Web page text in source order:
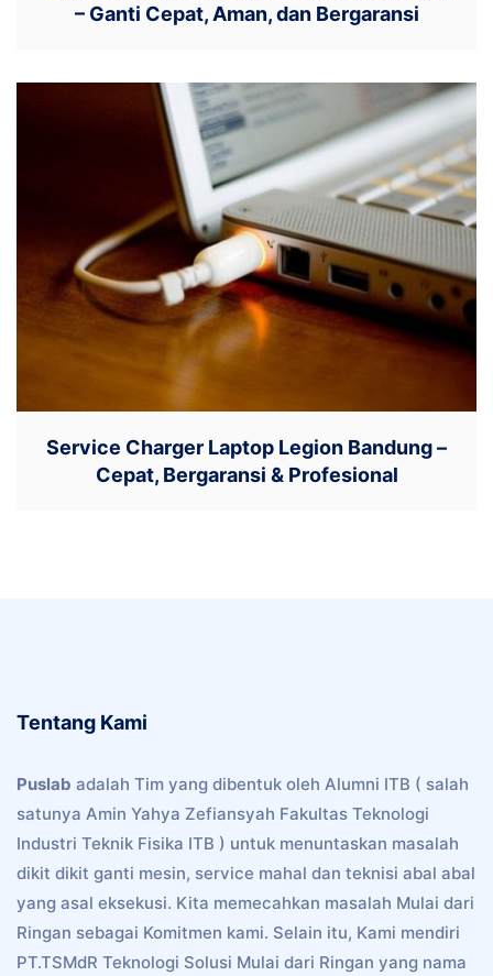
– Ganti Cepat, Aman, dan Bergaransi
Service Charger Laptop Legion Bandung –
Cepat, Bergaransi & Profesional
Tentang Kami
Puslab adalah Tim yang dibentuk oleh Alumni ITB ( salah
satunya Amin Yahya Zefiansyah Fakultas Teknologi
Industri Teknik Fisika ITB ) untuk menuntaskan masalah
dikit dikit ganti mesin, service mahal dan teknisi abal abal
yang asal eksekusi. Kita memecahkan masalah Mulai dari
Ringan sebagai Komitmen kami. Selain itu, Kami mendiri
PT.TSMdR Teknologi Solusi Mulai dari Ringan yang nama